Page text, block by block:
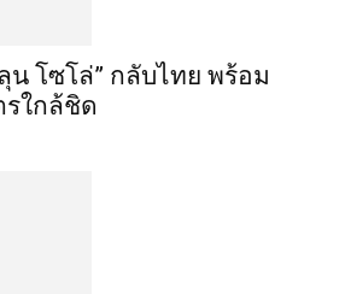
น โซโล่” กลับไทย พร้อม
ใกล้ชิด